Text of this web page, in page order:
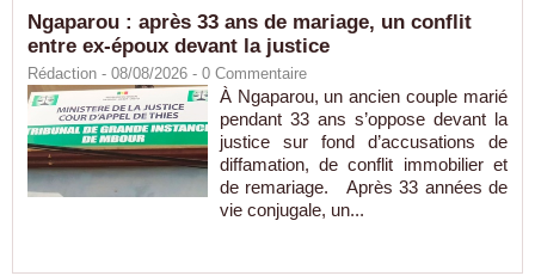
Ngaparou : après 33 ans de mariage, un conflit
entre ex-époux devant la justice
Rédaction - 08/08/2026 - 0 Commentaire
À Ngaparou, un ancien couple marié
pendant 33 ans s’oppose devant la
justice sur fond d’accusations de
diffamation, de conflit immobilier et
de remariage. Après 33 années de
vie conjugale, un...